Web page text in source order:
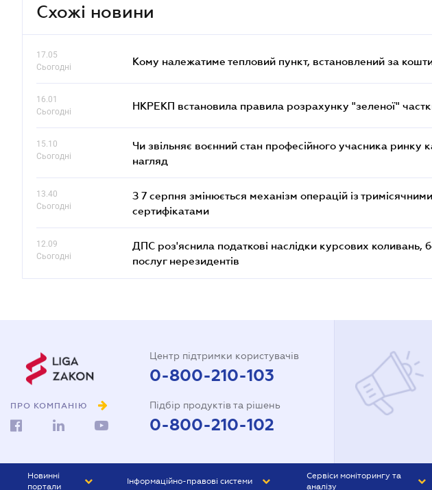
Схожі новини
17.05
Сьогодні
Кому належатиме тепловий пункт, встановлений за
16.01
Сьогодні
НКРЕКП встановила правила розрахунку "зеленої"
15.10
Сьогодні
Чи звільняє воєнний стан професійного учасника ринку
нагляд
13.40
Сьогодні
З 7 серпня змінюється механізм операцій із
сертифікатами
12.09
Сьогодні
ДПС роз'яснила податкові наслідки курсових коливань,
послуг нерезидентів
ПРО КОМПАНІЮ
Центр підтримки користувачів
0-800-210-103
Підбір продуктів та рішень
0-800-210-102
Новинні
портали
Інформаційно-правові системи
Сервіси моніторингу та
аналізу